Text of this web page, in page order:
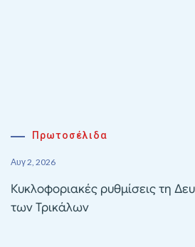
Πρωτοσέλιδα
Αυγ 2, 2026
Κυκλοφοριακές ρυθμίσεις τη
των Τρικάλων